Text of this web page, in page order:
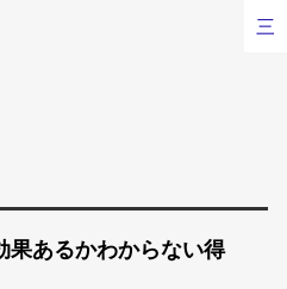
果あるかわからない得
三